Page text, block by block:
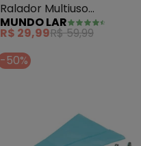
Ralador Multiuso
(Sortido) Aço Inox
MUNDO LAR
R$ 29,99R$ 59,99
-50%